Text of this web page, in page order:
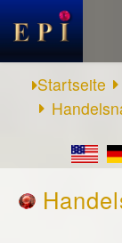
Startseite